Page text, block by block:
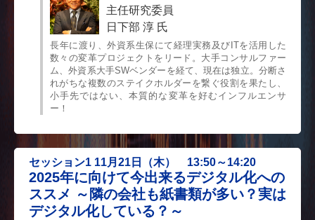
主任研究委員
日下部 淳 氏
長年に渡り、外資系生保にて経理実務及びITを活用した
数々の変革プロジェクトをリード。大手コンサルファー
ム、外資系大手SWベンダーを経て、現在は独立。分断さ
れがちな複数のステイクホルダーを繋ぐ役割を果たし、
小手先ではない、本質的な変革を好むインフルエンサ
ー！
セッション1 11月21日（木） 13:50～14:20
2025年に向けて今出来るデジタル化への
ススメ ～隣の会社も紙書類が多い？実は
デジタル化している？～